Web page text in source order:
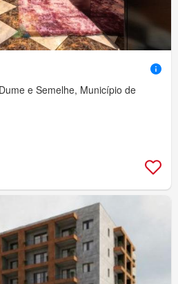
e Semelhe, Município de